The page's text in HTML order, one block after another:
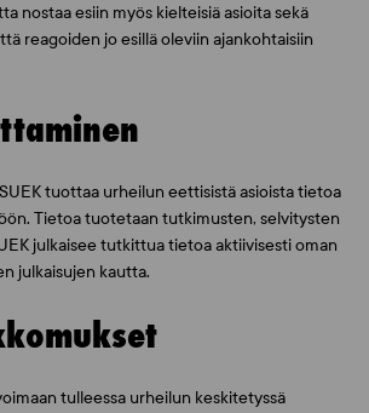
nostaa esiin myös kielteisiä asioita sekä
reagoiden jo esillä oleviin ajankohtaisiin
tuottaa urheilun eettisistä asioista tietoa
Tietoa tuotetaan tutkimusten, selvitysten
julkaisee tutkittua tietoa aktiivisesti oman
julkaisujen kautta.
tulleessa urheilun keskitetyssä